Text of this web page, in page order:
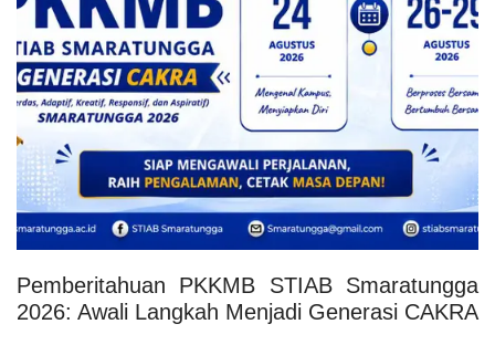
Pemberitahuan PKKMB STIAB Smaratungga
2026: Awali Langkah Menjadi Generasi CAKRA